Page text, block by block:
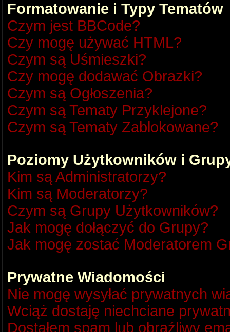
Formatowanie i Typy Tematów
Czym jest BBCode?
Czy mogę używać HTML?
Czym są Uśmieszki?
Czy mogę dodawać Obrazki?
Czym są Ogłoszenia?
Czym są Tematy Przyklejone?
Czym są Tematy Zablokowane?
Poziomy Użytkowników i
Kim są Administratorzy?
Kim są Moderatorzy?
Czym są Grupy Użytkowników?
Jak mogę dołączyć do Grupy?
Jak mogę zostać Moderatorem
Prywatne Wiadomości
Nie mogę wysyłać prywatnych
Wciąż dostaję niechciane
Dostałem spam lub obraźliwy